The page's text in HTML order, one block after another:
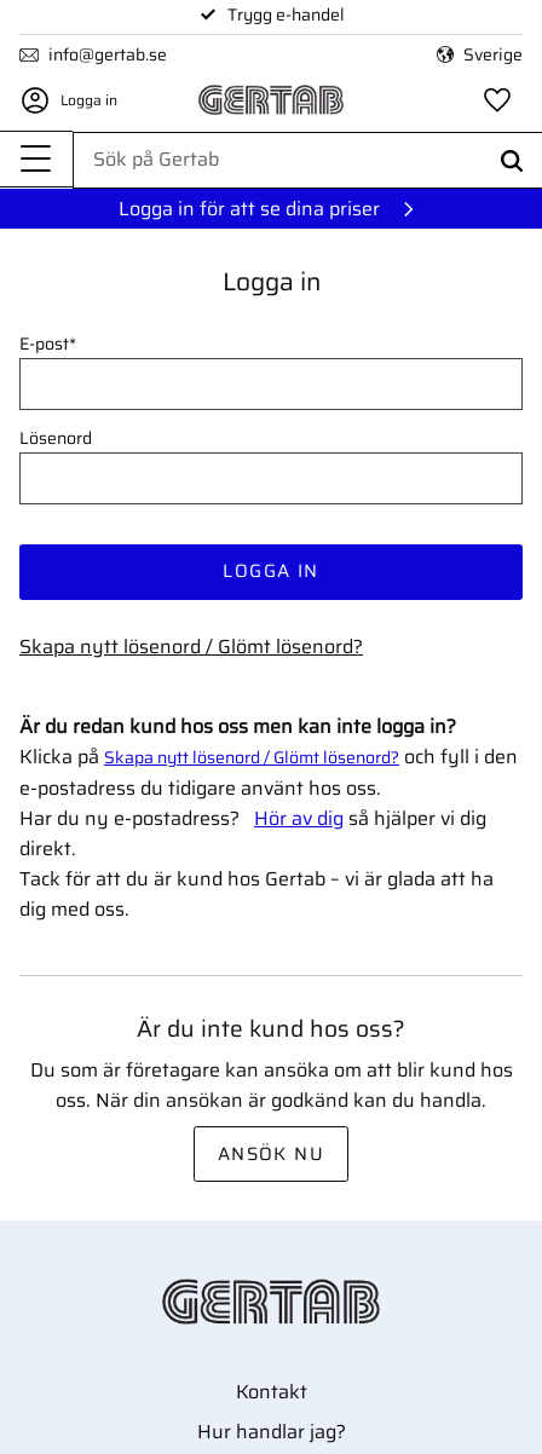
Meny
Trygg e-handel
info@gertab.se
Sverige
Logga in
Logga in för att se dina priser
Logga in
E-post*
Lösenord
LOGGA IN
Glömt lösenord?
Är du redan kund hos oss men kan inte logga in?
Klicka på Skapa nytt lösenord / Glömt lösenord? och fyll i den
e-postadress du tidigare använt hos oss.
Har du ny e-postadress? Hör av dig så hjälper vi dig
direkt.
Tack för att du är kund hos Gertab – vi är glada att ha
dig med oss.
Är du inte kund hos oss?
Du som är företagare kan ansöka om att blir kund hos
oss. När din ansökan är godkänd kan du handla.
ANSÖK NU
Kontakt
Hur handlar jag?